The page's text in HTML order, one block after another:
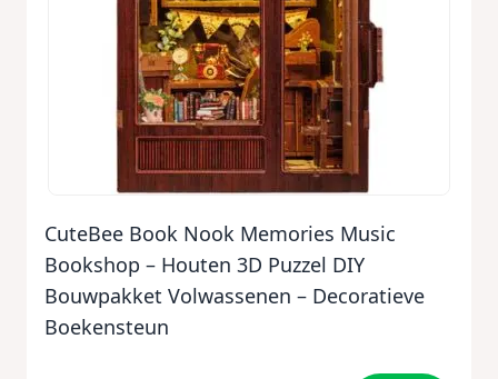
CuteBee Book Nook Memories Music
Bookshop – Houten 3D Puzzel DIY
Bouwpakket Volwassenen – Decoratieve
Boekensteun